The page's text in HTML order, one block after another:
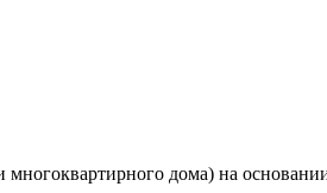
дома) на